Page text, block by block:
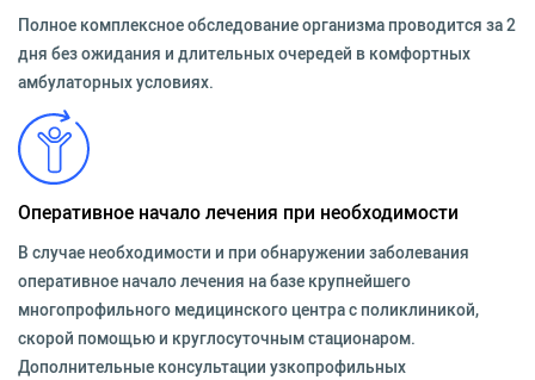
Полное комплексное обследование организма проводится за 2
дня без ожидания и длительных очередей в комфортных
амбулаторных условиях.
Оперативное начало лечения при необходимости
В случае необходимости и при обнаружении заболевания
оперативное начало лечения на базе крупнейшего
многопрофильного медицинского центра с поликлиникой,
скорой помощью и круглосуточным стационаром.
Дополнительные консультации узкопрофильных